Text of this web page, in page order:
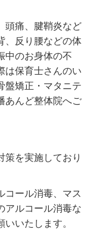
頭痛、腱鞘炎など
、反り腰などの体
中のお身体の不
は保育士さんのい
盤矯正・マタニテ
あんど整体院へご
策を実施しており
コール消毒、マス
アルコール消毒な
いたします。